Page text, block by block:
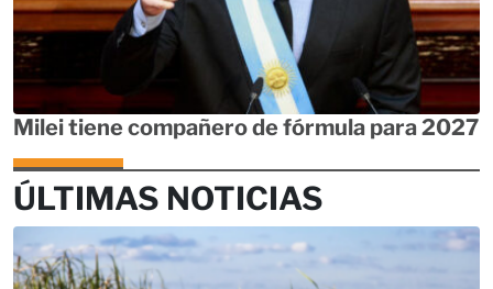
Milei tiene compañero de fórmula para 2027
ÚLTIMAS NOTICIAS